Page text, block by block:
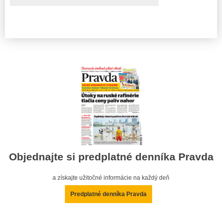
Objednajte si predplatné denníka Pravda
a získajte užitočné informácie na každý deň
Predplatné denníka Pravda